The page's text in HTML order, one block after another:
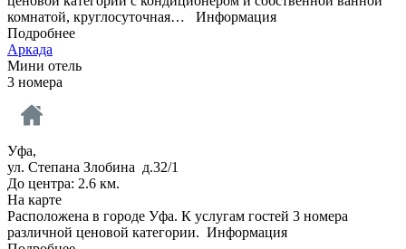
комнатой, круглосуточная… Информация
Подробнее
Аркада
Мини отель
3 номера
Уфа,
ул. Степана Злобина д.32/1
До центра: 2.6 км.
На карте
Расположена в городе Уфа. К услугам гостей 3 номера
различной ценовой категории. Информация